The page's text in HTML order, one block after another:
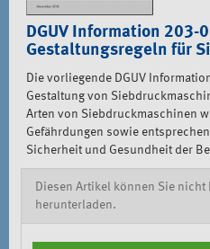
DGUV Information 203-
Gestaltungsregeln für
Die vorliegende DGUV
Gestaltung von
Arten von Siebdruckmaschinen
Gefährdungen sowie
Sicherheit und Gesundheit der
Diesen Artikel können Sie
herunterladen.